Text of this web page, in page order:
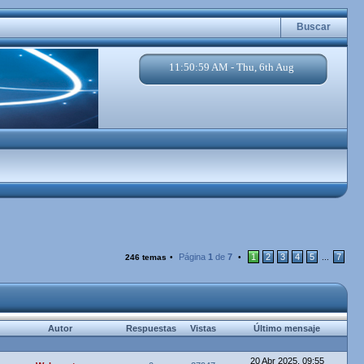
Buscar
11:51:00 AM - Thu, 6th Aug
246 temas • Página 1 de 7 • 1 2 3 4 5 7
Autor Respuestas Vistas Último mensaje
20 Abr 2025, 09:55